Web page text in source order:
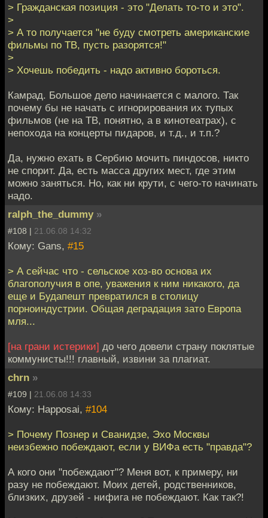
> Гражданская позиция - это "Делать то-то и это".
>
> А то получается "не буду смотреть американские
фильмы по ТВ, пусть разорятся!"
>
> Хочешь победить - надо активно бороться.
Камрад. Большое дело начинается с малого. Так
почему бы не начать с игнорирования их тупых
фильмов (не на ТВ, понятно, а в кинотеатрах), с
непохода на концерты пидаров, и т.д., и т.п.?
Да, нужно ехать в Сербию мочить пиндосов, никто
не спорит. Да, есть масса других мест, где этим
можно заняться. Но, как ни крути, с чего-то начинать
надо.
ralph_the_dummy »
#108 | 21.06.08 14:32
Кому: Gans, #15
> А сейчас что - сельское хоз-во основа их
благополучия в опе, уважения к ним никакого, да
еще и Будапешт превратился в столицу
порноиндустрии. Общая деградация зато Европа
мля...
[на грани истерики] до чего довели страну поклятые
коммунисты!!! главный, извини за плагиат.
chrn »
#109 | 21.06.08 14:33
Кому: Happosai, #104
> Почему Познер и Сванидзе, Эхо Москвы
неизбежно побеждают, если у ВИФа есть "правда"?
А кого они "побеждают"? Меня вот, к примеру, ни
разу не побеждают. Моих детей, родственников,
близких, друзей - нифига не побеждают. Как так?!